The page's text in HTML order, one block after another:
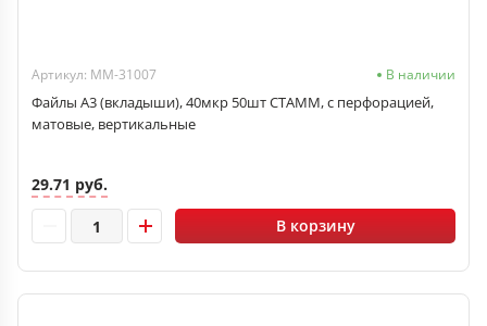
Артикул: ММ-31007 В наличии
Файлы А3 (вкладыши), 40мкр 50шт СТАММ, с перфорацией,
матовые, вертикальные
29.71 руб.
В корзину